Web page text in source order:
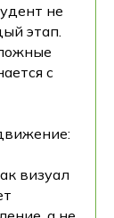
не
этап.
с
визуал